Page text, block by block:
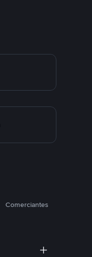
Comerciantes